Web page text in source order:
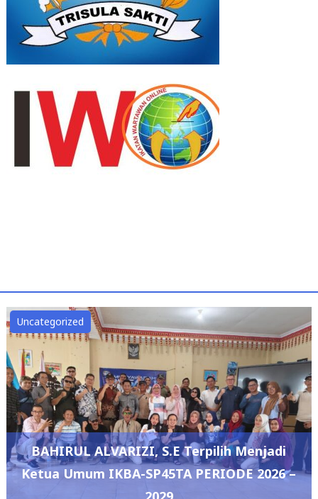
BAHIRUL ALVARIZI, S.E Terpilih Menjadi
Ketua Umum IKBA-SP45TA PERIODE 2026 –
2029
admin July 12, 2026 0